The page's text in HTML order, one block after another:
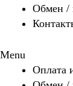
Обмен /
Menu
Оплата